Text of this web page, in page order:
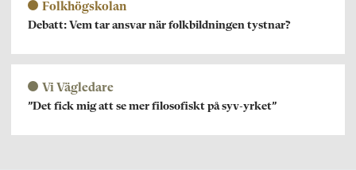
Folkhögskolan
Debatt: Vem tar ansvar när folkbildningen tystnar?
Vi Vägledare
”Det fick mig att se mer filosofiskt på syv-yrket”